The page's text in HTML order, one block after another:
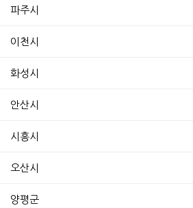
파주시
이천시
화성시
안산시
시흥시
오산시
양평군